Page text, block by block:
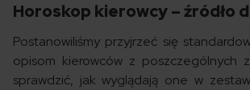
Horoskop kierowcy – źródło
Postanowiliśmy przyjrzeć się
opisom kierowców z poszczególnych
sprawdzić, jak wyglądają one w